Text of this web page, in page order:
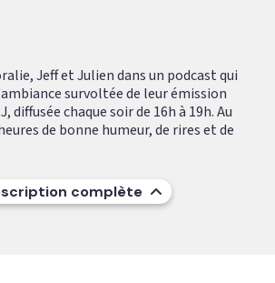
Jeff et Julien dans un podcast qui
survoltée de leur émission
diffusée chaque soir de 16h à 19h. Au
de bonne humeur, de rires et de
complète